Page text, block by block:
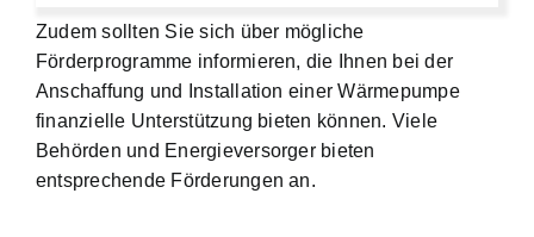
Zudem sollten Sie sich über mögliche
Förderprogramme informieren, die Ihnen bei der
Anschaffung und Installation einer Wärmepumpe
finanzielle Unterstützung bieten können. Viele
Behörden und Energieversorger bieten
entsprechende Förderungen an.